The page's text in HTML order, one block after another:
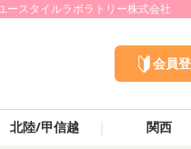
ースタイルラボラトリー株式会社
会員
北陸/甲信越 関西